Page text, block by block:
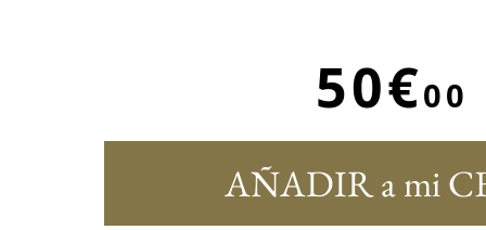
50€00
AÑADIR a mi